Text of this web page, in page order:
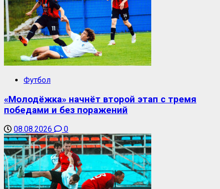
Футбол
«Молодёжка» начнёт второй этап с тремя
победами и без поражений
08.08.2026 0